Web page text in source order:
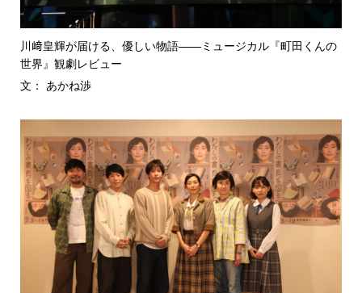
川﨑皇輝が届ける、優しい物語――ミュージカル『町田くんの
世界』観劇レビュー
文： あかね渉